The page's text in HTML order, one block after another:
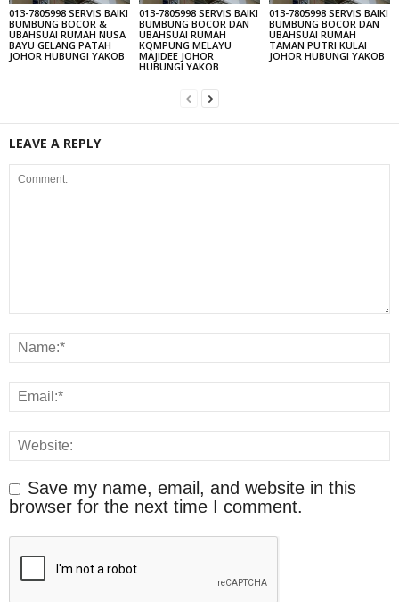
013-7805998 SERVIS BAIKI
BUMBUNG BOCOR &
UBAHSUAI RUMAH NUSA
BAYU GELANG PATAH
JOHOR HUBUNGI YAKOB
013-7805998 SERVIS BAIKI
BUMBUNG BOCOR DAN
UBAHSUAI RUMAH
KQMPUNG MELAYU
MAJIDEE JOHOR
HUBUNGI YAKOB
013-7805998 SERVIS BAIKI
BUMBUNG BOCOR DAN
UBAHSUAI RUMAH
TAMAN PUTRI KULAI
JOHOR HUBUNGI YAKOB
LEAVE A REPLY
Save my name, email, and website in this
browser for the next time I comment.